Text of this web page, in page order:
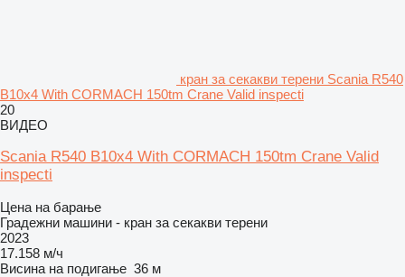
кран за секакви терени Scania R540
B10x4 With CORMACH 150tm Crane Valid inspecti
20
ВИДЕО
Scania R540 B10x4 With CORMACH 150tm Crane Valid
inspecti
Цена на барање
Градежни машини - кран за секакви терени
2023
17.158 м/ч
Висина на подигање 36 м